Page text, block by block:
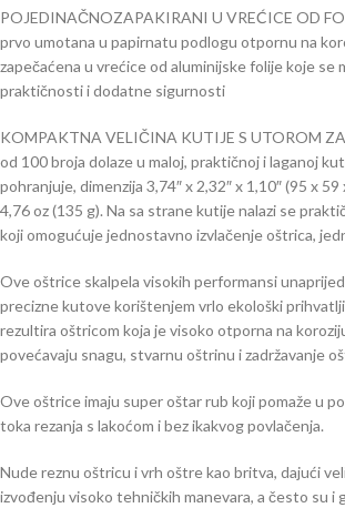
POJEDINAČNOZAPAKIRANI U VREĆICE OD
prvo umotana u papirnatu podlogu otpornu na
zapečaćena u vrećice od aluminijske folije koje se
praktičnosti i dodatne sigurnosti
KOMPAKTNA VELIČINA KUTIJE S UTOROM
od 100 broja dolaze u maloj, praktičnoj i laganoj
pohranjuje, dimenzija 3,74″ x 2,32″ x 1,10″ (95 x
4,76 oz (135 g). Na sa strane kutije nalazi se
koji omogućuje jednostavno izvlačenje oštrica,
Ove oštrice skalpela visokih performansi
precizne kutove korištenjem vrlo ekološki
rezultira oštricom koja je visoko otporna na
povećavaju snagu, stvarnu oštrinu i zadržavanje
Ove oštrice imaju super oštar rub koji pomaže u
toka rezanja s lakoćom i bez ikakvog povlačenja.
Nude reznu oštricu i vrh oštre kao britva, dajući
izvođenju visoko tehničkih manevara, a često su i